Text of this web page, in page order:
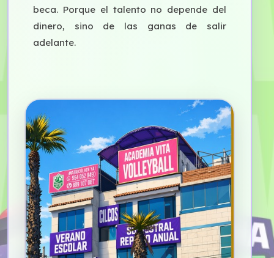
beca. Porque el talento no depende del
dinero, sino de las ganas de salir
adelante.